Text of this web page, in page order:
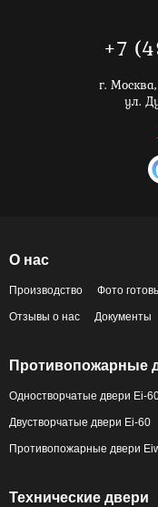
+7
г. Москва,
ул.
О нас
Производство Фото
Отзывы о нас Документы
Противопожарные
Одностворчатые двери Ei-
Двустворчатые двери Ei-60
Противопожарные двери
Технические двери